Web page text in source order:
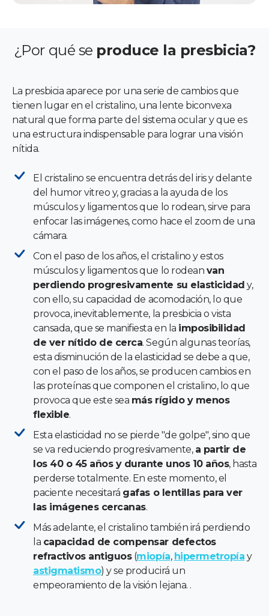
¿Por qué se produce la presbicia?
La presbicia aparece por una serie de cambios que
tienen lugar en el cristalino, una lente biconvexa
natural que forma parte del sistema ocular y que es
una estructura indispensable para lograr una visión
nítida.
El cristalino se encuentra detrás del iris y delante
del humor vitreo y, gracias a la ayuda de los
músculos y ligamentos que lo rodean, sirve para
enfocar las imágenes, como hace el zoom de una
cámara.
Con el paso de los años, el cristalino y estos
músculos y ligamentos que lo rodean van
perdiendo progresivamente su elasticidad y,
con ello, su capacidad de acomodación, lo que
provoca, inevitablemente, la presbicia o vista
cansada, que se manifiesta en la imposibilidad
de ver nítido de cerca. Según algunas teorías,
esta disminución de la elasticidad se debe a que,
con el paso de los años, se producen cambios en
las proteínas que componen el cristalino, lo que
provoca que este sea más rígido y menos
flexible.
Esta elasticidad no se pierde "de golpe", sino que
se va reduciendo progresivamente, a partir de
los 40 o 45 años y durante unos 10 años, hasta
perderse totalmente. En este momento, el
paciente necesitará gafas o lentillas para ver
las imágenes cercanas.
Más adelante, el cristalino también irá perdiendo
la capacidad de compensar defectos
refractivos antiguos(miopía, hipermetropía y
astigmatismo) y se producirá un
empeoramiento de la visión lejana. .